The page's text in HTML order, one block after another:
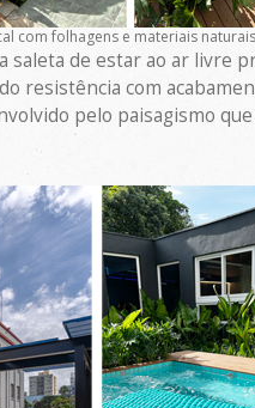
com folhagens e materiais
saleta de estar ao ar livre
resistência com
pelo paisagismo